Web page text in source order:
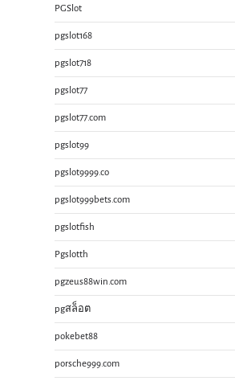
PGSlot
pgslot168
pgslot718
pgslot77
pgslot77.com
pgslot99
pgslot9999.co
pgslot999bets.com
pgslotfish
Pgslotth
pgzeus88win.com
pgสล็อต
pokebet88
porsche999.com